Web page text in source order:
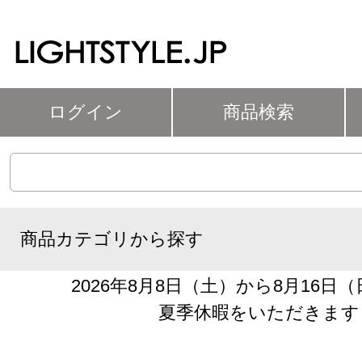
ログイン 商品検索
商品カテゴリから探す
2026年8月8日（土）から8月16日
夏季休暇をいただきます